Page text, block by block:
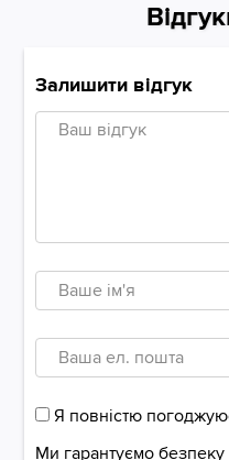
Залишити відгук
Я повністю
Ми гарантуємо